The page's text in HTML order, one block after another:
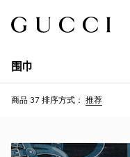
围巾
商品 37 排序方式： 推荐